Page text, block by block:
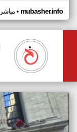
مباشر• mubasher.info